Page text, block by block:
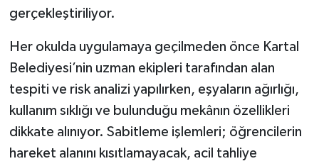
gerçekleştiriliyor.
Her okulda uygulamaya geçilmeden önce Kartal
Belediyesi’nin uzman ekipleri tarafından alan
tespiti ve risk analizi yapılırken, eşyaların ağırlığı,
kullanım sıklığı ve bulunduğu mekânın özellikleri
dikkate alınıyor. Sabitleme işlemleri; öğrencilerin
hareket alanını kısıtlamayacak, acil tahliye